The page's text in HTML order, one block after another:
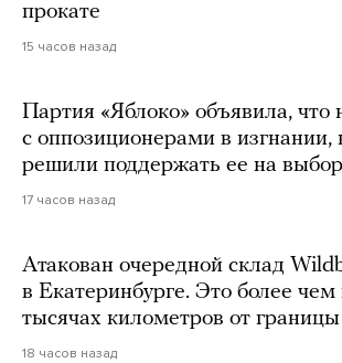
прокате
15 часов назад
Партия «Яблоко» объявила, что
с оппозиционерами в изгнании,
решили поддержать ее на
17 часов назад
Атакован очередной склад
в Екатеринбурге. Это более чем
тысячах километров от
18 часов назад